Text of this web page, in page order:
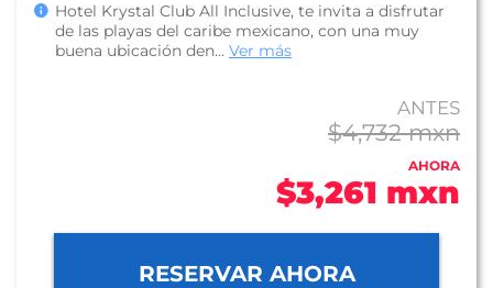
Hotel Krystal Club All Inclusive, te invita a disfrutar
de las playas del caribe mexicano, con una muy
buena ubicación den... Ver más
ANTES
$4,732 mxn
AHORA
$3,261 mxn
RESERVAR AHORA